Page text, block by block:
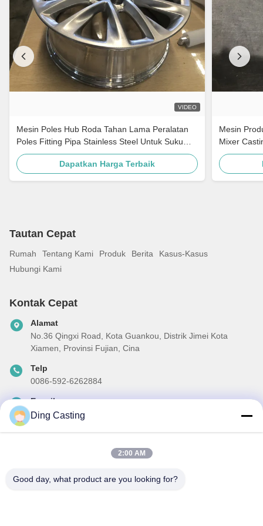
VIDEO
Mesin Poles Hub Roda Tahan Lama Peralatan
Poles Fitting Pipa Stainless Steel Untuk Suku
Cadang Otomotif
Dapatkan Harga Terbaik
Mesin
Mixer
Tautan Cepat
Rumah Tentang Kami Produk Berita
Kasus-Kasus
Hubungi Kami
Kontak Cepat
Alamat
No.36 Qingxi Road, Kota Guankou, Distrik Jimei Kota
Xiamen, Provinsi Fujian, Cina
Telp
0086-592-6262884
E-mail
dzivy@idzxm.cn
Langganan buletin kami untuk diskon dan banyak lagi.
Ding Casting
2:00 AM
Good day, what product are you looking for?